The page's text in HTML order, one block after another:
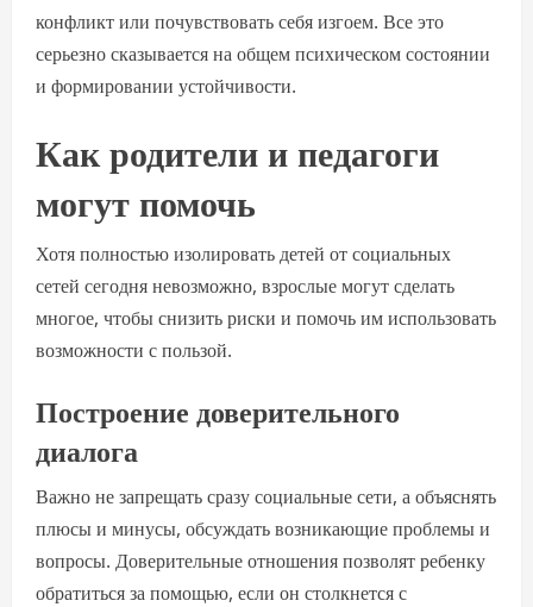
конфликт или почувствовать себя изгоем. Все это
серьезно сказывается на общем психическом состоянии
и формировании устойчивости.
Как родители и педагоги
могут помочь
Хотя полностью изолировать детей от социальных
сетей сегодня невозможно, взрослые могут сделать
многое, чтобы снизить риски и помочь им использовать
возможности с пользой.
Построение доверительного
диалога
Важно не запрещать сразу социальные сети, а объяснять
плюсы и минусы, обсуждать возникающие проблемы и
вопросы. Доверительные отношения позволят ребенку
обратиться за помощью, если он столкнется с